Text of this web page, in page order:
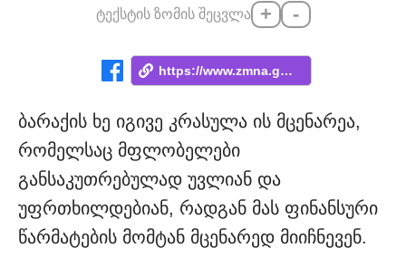
ტექსტის ზომის შეცვლა + -
https://www.zmna.ge/news/rogor-movuarot-...
ბარაქის ხე იგივე კრასულა ის მცენარეა,
რომელსაც მფლობელები
განსაკუთრებულად უვლიან და
უფრთხილდებიან, რადგან მას ფინანსური
წარმატების მომტან მცენარედ მიიჩნევენ.